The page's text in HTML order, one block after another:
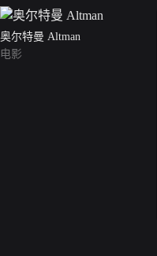
奥尔特曼 Altman
电影